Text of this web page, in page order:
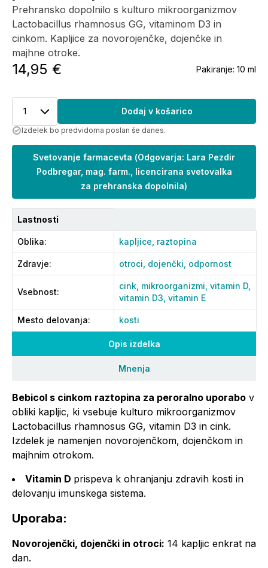
Opis izdelka
Mnenja
Bebicol s cinkom raztopina za peroralno uporabo v
obliki kapljic, ki vsebuje kulturo mikroorganizmov
Lactobacillus rhamnosus GG, vitamin D3 in cink.
Izdelek je namenjen novorojenčkom, dojenčkom in
majhnim otrokom.
Vitamin D prispeva k ohranjanju zdravih kosti in
delovanju imunskega sistema.
Uporaba:
Novorojenčki, dojenčki in otroci: 14 kapljic enkrat na
dan.
Prehransko dopolnilo s kulturo mikroorganizmov
Lactobacillus rhamnosus GG, vitaminom D3 in
cinkom. Kapljice za novorojenčke, dojenčke in
majhne otroke.
14,95 € Pakiranje: 10 ml
1 Dodaj v košarico
Izdelek bo predvidoma poslan še danes.
Svetovanje farmacevta (Odgovarja: Lara Pezdir
Podbregar, mag. farm., licencirana svetovalka
za prehranska dopolnila)
Lastnosti
Oblika: kapljice, raztopina
Zdravje: otroci, dojenčki, odpornost
Vsebnost:
cink, mikroorganizmi, vitamin D,
vitamin D3, vitamin E
Mesto delovanja: kosti